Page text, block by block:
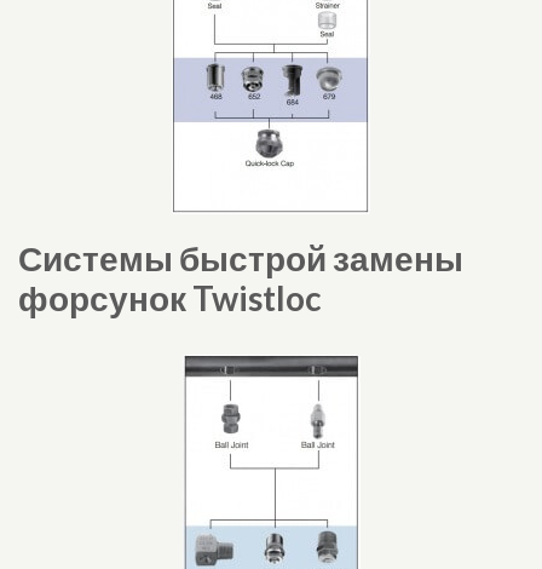
Системы быстрой замены
форсунок Twistloc